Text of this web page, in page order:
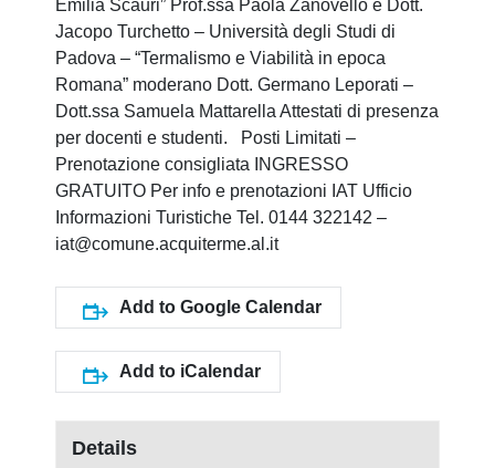
Emilia Scauri” Prof.ssa Paola Zanovello e Dott.
Jacopo Turchetto – Università degli Studi di
Padova – “Termalismo e Viabilità in epoca
Romana” moderano Dott. Germano Leporati –
Dott.ssa Samuela Mattarella Attestati di presenza
per docenti e studenti. Posti Limitati –
Prenotazione consigliata INGRESSO
GRATUITO Per info e prenotazioni IAT Ufficio
Informazioni Turistiche Tel. 0144 322142 –
iat@comune.acquiterme.al.it
Add to Google Calendar
Add to iCalendar
Details